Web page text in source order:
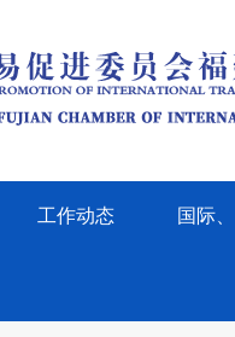
工作动态 国际